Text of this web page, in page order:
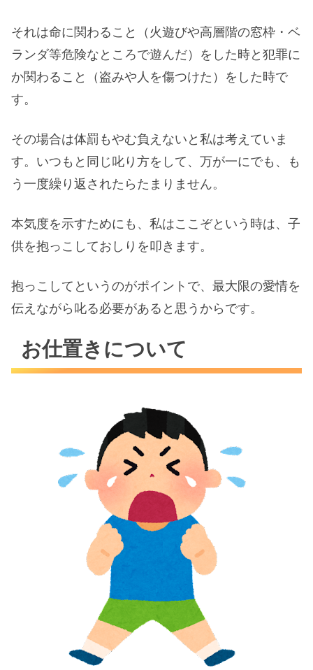
それは命に関わること（火遊びや高層階の窓枠・ベ
ランダ等危険なところで遊んだ）をした時と犯罪に
か関わること（盗みや人を傷つけた）をした時で
す。
その場合は体罰もやむ負えないと私は考えていま
す。いつもと同じ叱り方をして、万が一にでも、も
う一度繰り返されたらたまりません。
本気度を示すためにも、私はここぞという時は、子
供を抱っこしておしりを叩きます。
抱っこしてというのがポイントで、最大限の愛情を
伝えながら叱る必要があると思うからです。
お仕置きについて